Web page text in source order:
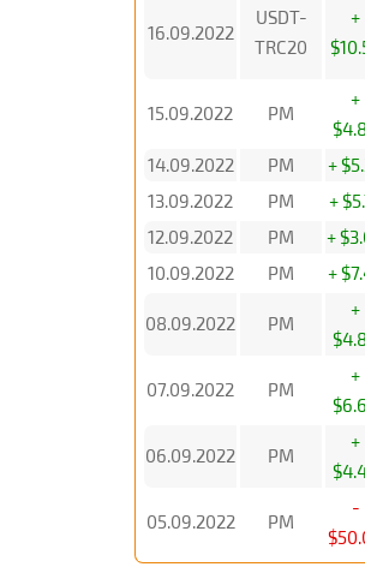
16.09.2022
USDT-
TRC20
+
15.09.2022 PM
+
14.09.2022
PM
+
13.09.2022
PM
+
12.09.2022
PM
+
10.09.2022
PM +
08.09.2022 PM
+
07.09.2022 PM
+
06.09.2022 PM
+
05.09.2022 PM
-